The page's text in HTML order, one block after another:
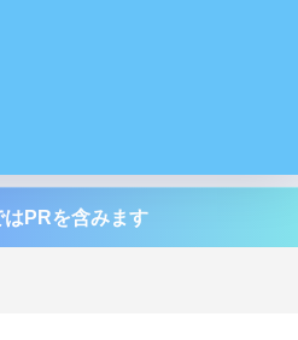
はPRを含みます